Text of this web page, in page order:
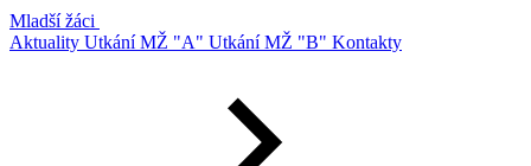
Mladší žáci
Aktuality Utkání MŽ "A" Utkání MŽ "B" Kontakty